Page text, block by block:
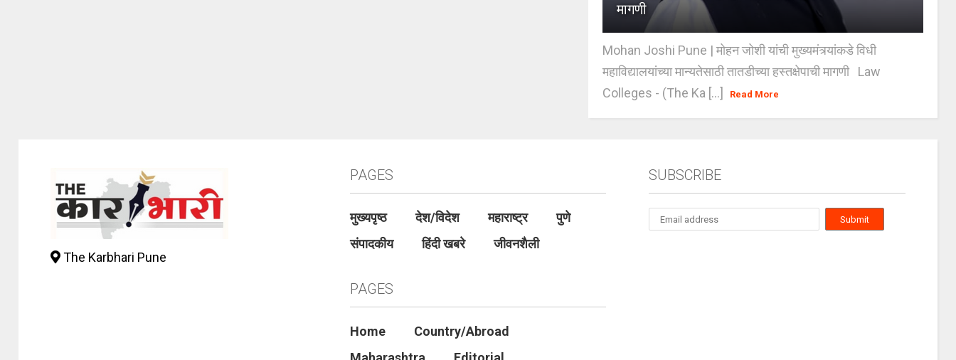
मागणी
Mohan Joshi Pune | मोहन जोशी यांची मुख्यमंत्र्यांकडे विधी
महाविद्यालयांच्या मान्यतेसाठी तातडीच्या हस्तक्षेपाची मागणी Law
Colleges - (The Ka [...]
Read More
The Karbhari Pune
PAGES
मुख्यपृष्ठ देश/विदेश महाराष्ट्र
पुणे
संपादकीय
हिंदी खबरे जीवनशैली
PAGES
Home
Country/Abroad
SUBSCRIBE